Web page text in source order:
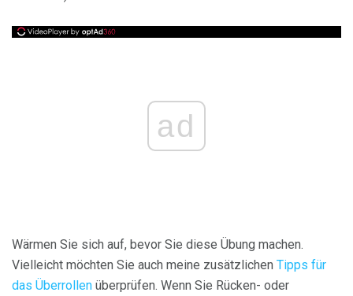
ad
Wärmen Sie sich auf, bevor Sie diese Übung machen.
Vielleicht möchten Sie auch meine zusätzlichen Tipps für
das Überrollen überprüfen. Wenn Sie Rücken- oder